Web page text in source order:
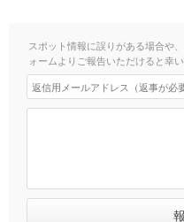
スポット情報に誤りがある場合や
ォームよりご報告いただけると幸い